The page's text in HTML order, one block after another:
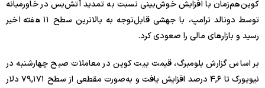
کوین هم‌زمان با افزایش خوش‌بینی نسبت به تمدید آتش‌بس در خاورمیانه
توسط دونالد ترامپ، با جهشی قابل‌توجه به بالاترین سطح ۱۱ هفته اخیر
رسید و بازارهای مالی را صعودی کرد.
بر اساس گزارش بلومبرگ، قیمت بیت کوین در معاملات صبح چهارشنبه در
نیویورک تا ۴,۶ درصد افزایش یافت و به‌صورت مقطعی از سطح ۷۹,۱۷۱ دلار